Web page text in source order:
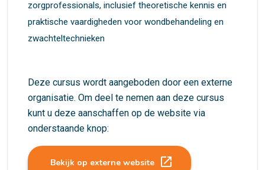
zorgprofessionals, inclusief theoretische kennis en
praktische vaardigheden voor wondbehandeling en
zwachteltechnieken
Deze cursus wordt aangeboden door een externe
organisatie. Om deel te nemen aan deze cursus
kunt u deze aanschaffen op de website via
onderstaande knop:
Bekijk op externe website launch